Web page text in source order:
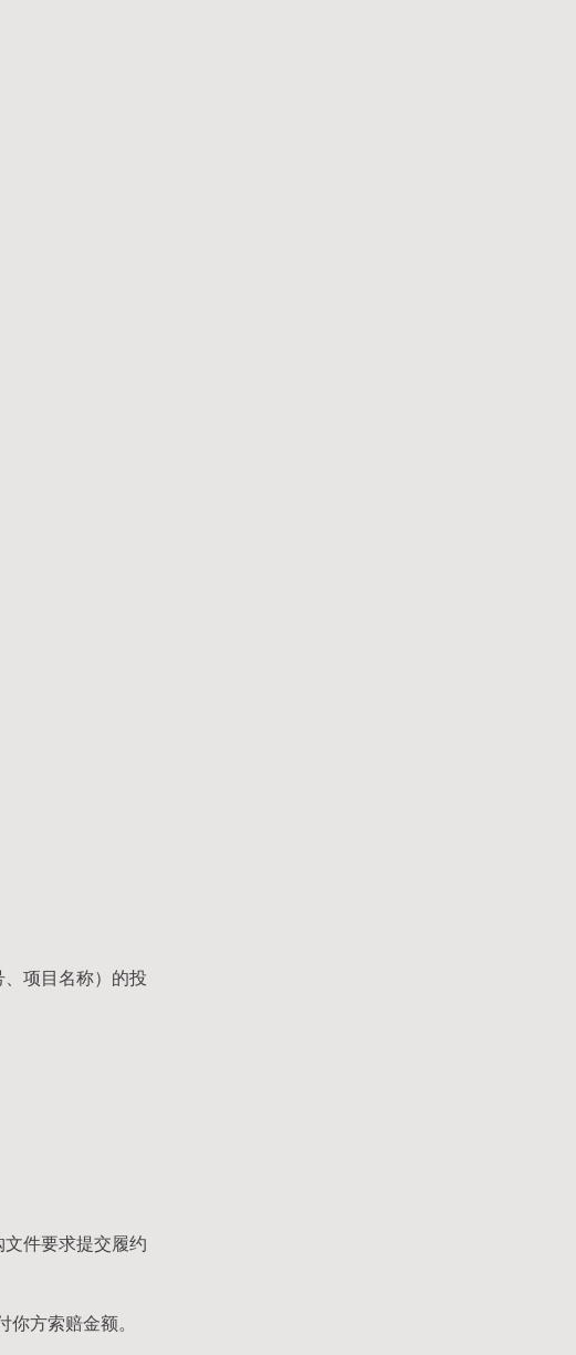
、项目名称）的投
件要求提交履约
方索赔金额。